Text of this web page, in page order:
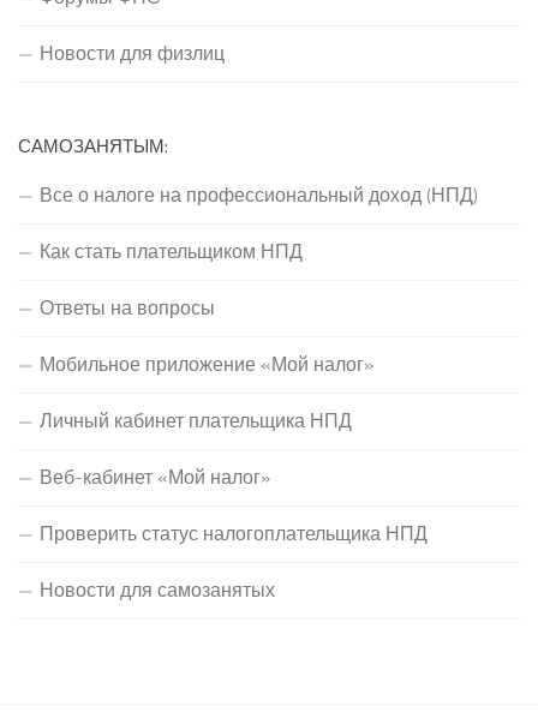
Новости для физлиц
САМОЗАНЯТЫМ:
Все о налоге на профессиональный доход (НПД)
Как стать плательщиком НПД
Ответы на вопросы
Мобильное приложение «Мой налог»
Личный кабинет плательщика НПД
Веб-кабинет «Мой налог»
Проверить статус налогоплательщика НПД
Новости для самозанятых